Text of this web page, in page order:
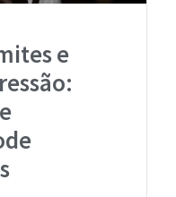
e